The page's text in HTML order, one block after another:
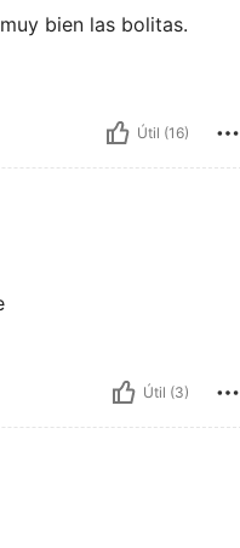
bien las bolitas.
Útil (16)
Útil (3)